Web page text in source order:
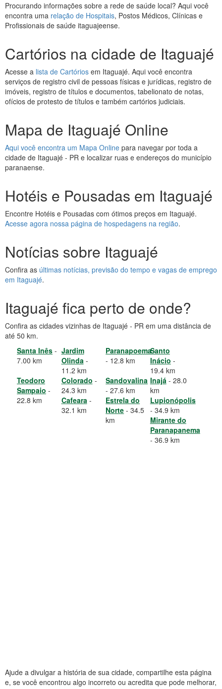
Procurando informações sobre a rede de saúde local? Aqui você
encontra uma relação de Hospitais, Postos Médicos, Clínicas e
Profissionais de saúde itaguajeense.
Cartórios na cidade de Itaguajé
Acesse a lista de Cartórios em Itaguajé. Aqui você encontra
serviços de registro civil de pessoas físicas e jurídicas, registro de
imóveis, registro de títulos e documentos, tabelionato de notas,
ofícios de protesto de títulos e também cartórios judiciais.
Mapa de Itaguajé Online
Aqui você encontra um Mapa Online para navegar por toda a
cidade de Itaguajé - PR e localizar ruas e endereços do município
paranaense.
Hotéis e Pousadas em Itaguajé
Encontre Hotéis e Pousadas com ótimos preços em Itaguajé.
Acesse agora nossa página de hospedagens na região.
Notícias sobre Itaguajé
Confira as últimas notícias, previsão do tempo e vagas de emprego
em Itaguajé.
Itaguajé fica perto de onde?
Confira as cidades vizinhas de Itaguajé - PR em uma distância de
até 50 km.
Santa Inês -
7.00 km
Jardim
Olinda-
11.2 km
Paranapoema
- 12.8 km
Santo
Inácio -
19.4 km
Teodoro
Sampaio -
22.8 km
Colorado -
24.3 km
Sandovalina
- 27.6 km
Inajá- 28.0
km
Cafeara-
32.1 km
Estrela do
Norte - 34.5
km
Lupionópolis
- 34.9 km
Mirante do
Paranapanema
- 36.9 km
Ajude a divulgar a história de sua cidade, compartilhe esta página
e, se você encontrou algo incorreto ou acredita que pode melhorar,